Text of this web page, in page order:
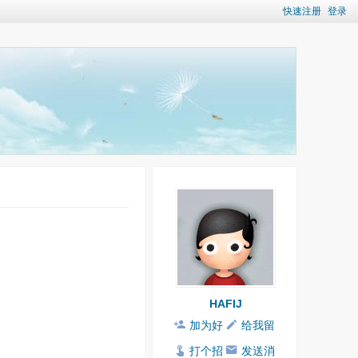
快速注册 登录
HAFIJ
加为好
友
给我留
言
打个招 发送消